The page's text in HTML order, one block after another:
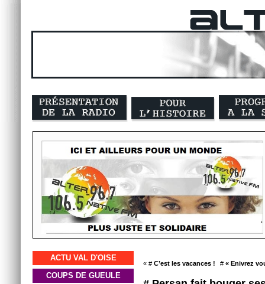
ACTU VAL D'OISE
COUPS DE GUEULE
« # C’est les vacances ! # « Enivrez